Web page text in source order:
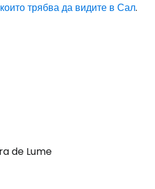
трябва да видите в Сал.
de Lume